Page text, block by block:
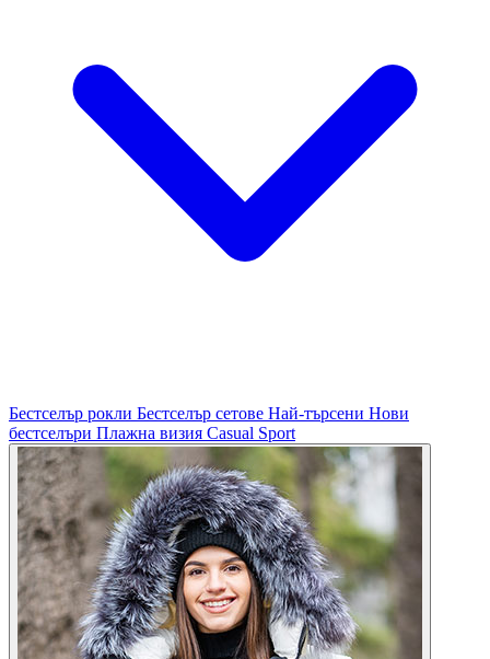
Бестселър рокли Бестселър сетове Най-търсени Нови
бестселъри Плажна визия Casual Sport